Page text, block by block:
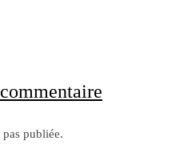
pas publiée.